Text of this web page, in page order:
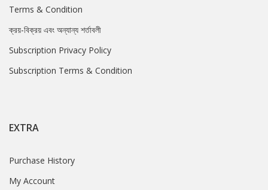
Terms & Condition
ক্রয়-বিক্রয় এবং অন্যান্য শর্তাবলী
Subscription Privacy Policy
Subscription Terms & Condition
EXTRA
Purchase History
My Account